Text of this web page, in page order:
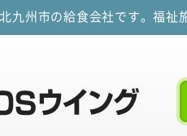
九州市の給食会社です。福